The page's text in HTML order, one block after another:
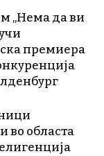
„Нема да ви
премиера
во областа